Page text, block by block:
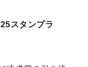
スタンプラ